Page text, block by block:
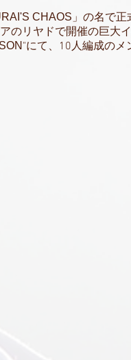
CHAOS」の名で正
のリヤドで開催の巨大
"にて、10人編成の